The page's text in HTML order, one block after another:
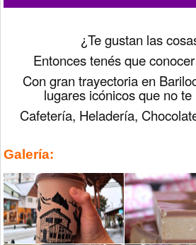
¿Te gustan las
Entonces tenés que conocer
Con gran trayectoria en
lugares icónicos que no
Cafetería, Heladería,
Galería: